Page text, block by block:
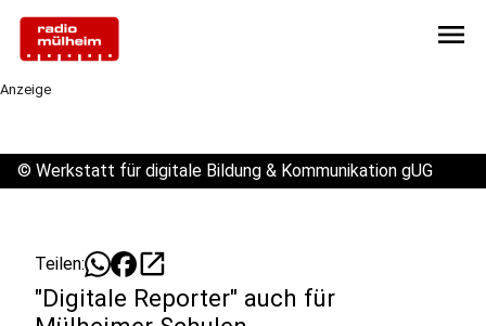
menu
Anzeige
© Werkstatt für digitale Bildung & Kommunikation gUG
Teilen: open_in_new
"Digitale Reporter" auch für